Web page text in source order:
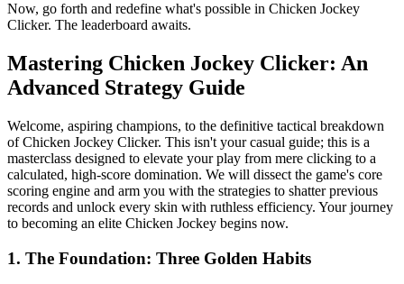
Now, go forth and redefine what's possible in Chicken Jockey
Clicker. The leaderboard awaits.
Mastering Chicken Jockey Clicker: An
Advanced Strategy Guide
Welcome, aspiring champions, to the definitive tactical breakdown
of Chicken Jockey Clicker. This isn't your casual guide; this is a
masterclass designed to elevate your play from mere clicking to a
calculated, high-score domination. We will dissect the game's core
scoring engine and arm you with the strategies to shatter previous
records and unlock every skin with ruthless efficiency. Your journey
to becoming an elite Chicken Jockey begins now.
1. The Foundation: Three Golden Habits